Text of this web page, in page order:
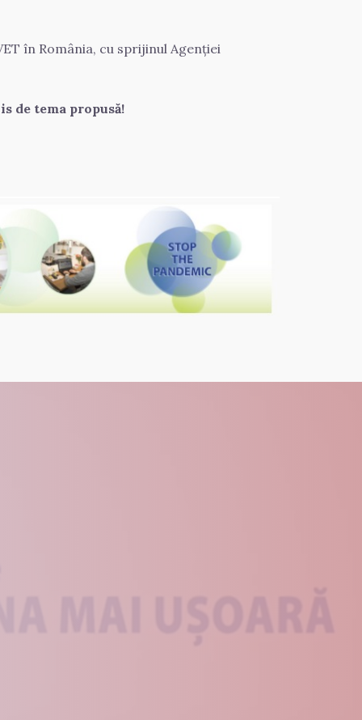
în România, cu sprijinul Agenției
de tema propusă!